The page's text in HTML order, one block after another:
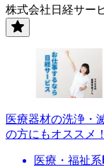
株式会社日経サー
医療器材の洗浄・
の方にもオススメ
医療・福祉系